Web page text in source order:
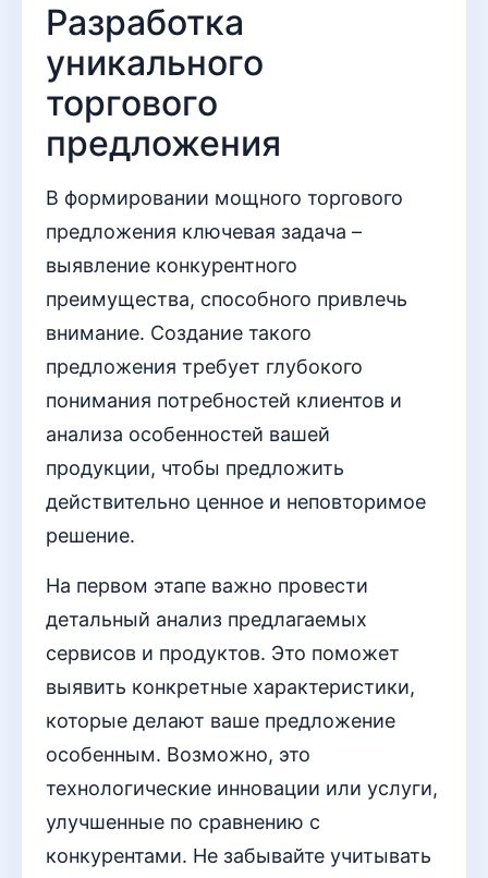
Разработка
уникального
торгового
предложения
В формировании мощного торгового
предложения ключевая задача –
выявление конкурентного
преимущества, способного привлечь
внимание. Создание такого
предложения требует глубокого
понимания потребностей клиентов и
анализа особенностей вашей
продукции, чтобы предложить
действительно ценное и неповторимое
решение.
На первом этапе важно провести
детальный анализ предлагаемых
сервисов и продуктов. Это поможет
выявить конкретные характеристики,
которые делают ваше предложение
особенным. Возможно, это
технологические инновации или услуги,
улучшенные по сравнению с
конкурентами. Не забывайте учитывать